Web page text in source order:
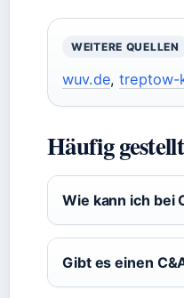
WEITERE QUELLEN
wuv.de,treptow-
Häufig
Wie kann ich bei
Gibt es einen